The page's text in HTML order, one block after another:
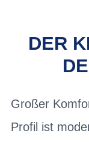
DER
Großer
Profil ist